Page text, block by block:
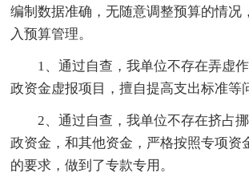
编制数据准确，无随意调整预算的情况
入预算管理。
1、通过自查，我单位不存在弄虚作
政资金虚报项目，擅自提高支出标准等
2、通过自查，我单位不存在挤占挪
政资金，和其他资金，严格按照专项资
的要求，做到了专款专用。